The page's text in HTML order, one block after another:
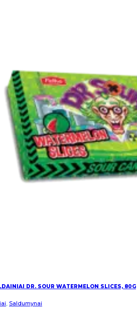
DR. SOUR WATERMELON SLICES, 80G
, Saldumynai